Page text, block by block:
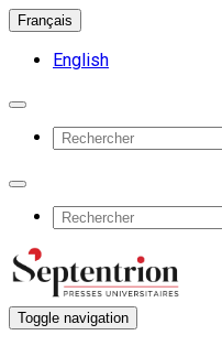
Français
English
Toggle navigation